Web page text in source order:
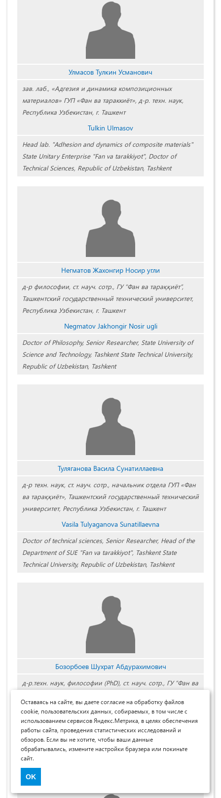
Улмасов Тулкин Усманович
зав. лаб., «Адгезия и динамика композиционных
материалов» ГУП «Фан ва тараккиёт», д-р. техн. наук,
Республика Узбекистан, г. Ташкент
Tulkin Ulmasov
Head lab. "Adhesion and dynamics of composite materials"
State Unitary Enterprise "Fan va tarakkiyot", Doctor of
Technical Sciences, Republic of Uzbekistan, Tashkent
Негматов Жахонгир Носир угли
д-р философии, ст. науч. сотр., ГУ “Фан ва тараққиёт”,
Ташкентский государственный технический университет,
Республика Узбекистан, г. Ташкент
Negmatov Jakhongir Nosir ugli
Doctor of Philosophy, Senior Researcher, State University of
Science and Technology, Tashkent State Technical University,
Republic of Uzbekistan, Tashkent
Туляганова Васила Сунатиллаевна
д-р техн. наук, ст. науч. сотр., начальник отдела ГУП «Фан
ва тараққиёт», Ташкентский государственный технический
университет, Республика Узбекистан, г. Ташкент
Vasila Tulуaganova Sunatillaevna
Doctor of technical sciences, Senior Researcher, Head of the
Department of SUE "Fan va tarakkiyot", Tashkent State
Technical University, Republic of Uzbekistan, Tashkent
Бозорбоев Шухрат Абдурахимович
д-р.техн. наук, философии (PhD), ст. науч. сотр., ГУ “Фан ва
университет, Республика Узбекистан, г. Ташкент
Shukhrat Bozorboev
Doctor of technical philosophy, Senior Researcher, State
University of Science and Technology, Tashkent State
Technical University, Republic of Uzbekistan, Tashkent
Оставаясь на сайте, вы даете согласие на обработку файлов
cookie, пользовательских данных, собираемых, в том числе с
использованием сервисов Яндекс.Метрика, в целях обеспечения
работы сайта, проведения статистических исследований и
обзоров. Если вы не хотите, чтобы ваши данные
обрабатывались, измените настройки браузера или покиньте
сайт.
OK